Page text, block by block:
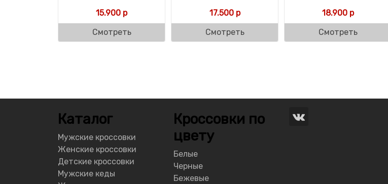
15.900 р
Смотреть
17.500р
Смотреть
18.900р
Смотреть
Каталог
Мужские кроссовки
Женские кроссовки
Детские кроссовки
Мужские кеды
Кроссовки по
цвету
Белые
Черные
Бежевые